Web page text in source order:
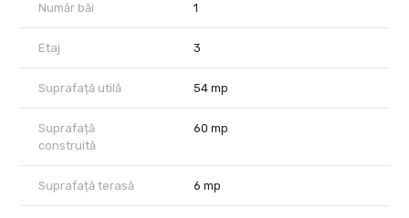
Număr băi 1
Etaj 3
Suprafață utilă 54 mp
Suprafață
construită
60 mp
Suprafață terasă 6 mp